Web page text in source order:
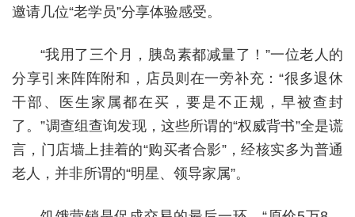
邀请几位“老学员”分享体验感受。
“我用了三个月，胰岛素都减量了！”一位老人的
分享引来阵阵附和，店员则在一旁补充：“很多退休
干部、医生家属都在买，要是不正规，早被查封
了。”调查组查询发现，这些所谓的“权威背书”全是谎
言，门店墙上挂着的“购买者合影”，经核实多为普通
老人，并非所谓的“明星、领导家属”。